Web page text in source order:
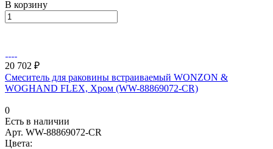
В корзину
20 702 ₽
Смеситель для раковины встраиваемый WONZON &
WOGHAND FLEX, Хром (WW-88869072-CR)
0
Есть в наличии
Арт. WW-88869072-CR
Цвета: